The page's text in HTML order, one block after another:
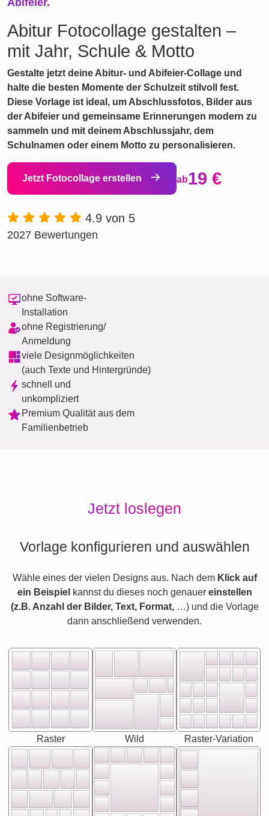
Abifeier.
Abitur Fotocollage gestalten –
mit Jahr, Schule & Motto
Gestalte jetzt deine Abitur- und Abifeier-Collage und
halte die besten Momente der Schulzeit stilvoll fest.
Diese Vorlage ist ideal, um Abschlussfotos, Bilder aus
der Abifeier und gemeinsame Erinnerungen modern zu
sammeln und mit deinem Abschlussjahr, dem
Schulnamen oder einem Motto zu personalisieren.
Jetzt Fotocollage erstellen ab19 €
4.9 von 5
2027 Bewertungen
ohne Software-
Installation
ohne Registrierung/
Anmeldung
viele Designmöglichkeiten
(auch Texte und Hintergründe)
schnell und
unkompliziert
Premium Qualität aus dem
Familienbetrieb
Jetzt loslegen
Vorlage konfigurieren und auswählen
Wähle eines der vielen Designs aus. Nach dem Klick auf
ein Beispiel kannst du dieses noch genauer einstellen
(z.B. Anzahl der Bilder, Text, Format,…) und die Vorlage
dann anschließend verwenden.
Raster Wild Raster-Variation